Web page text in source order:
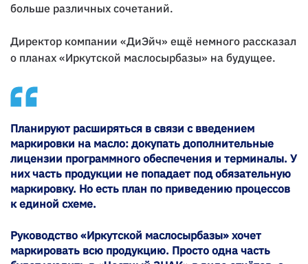
больше различных сочетаний.
Директор компании «ДиЭйч» ещё немного рассказал
о планах «Иркутской маслосырбазы» на будущее.
Планируют расширяться в связи с введением
маркировки на масло: докупать дополнительные
лицензии программного обеспечения и терминалы. У
них часть продукции не попадает под обязательную
маркировку. Но есть план по приведению процессов
к единой схеме.
Руководство «Иркутской маслосырбазы» хочет
маркировать всю продукцию. Просто одна часть